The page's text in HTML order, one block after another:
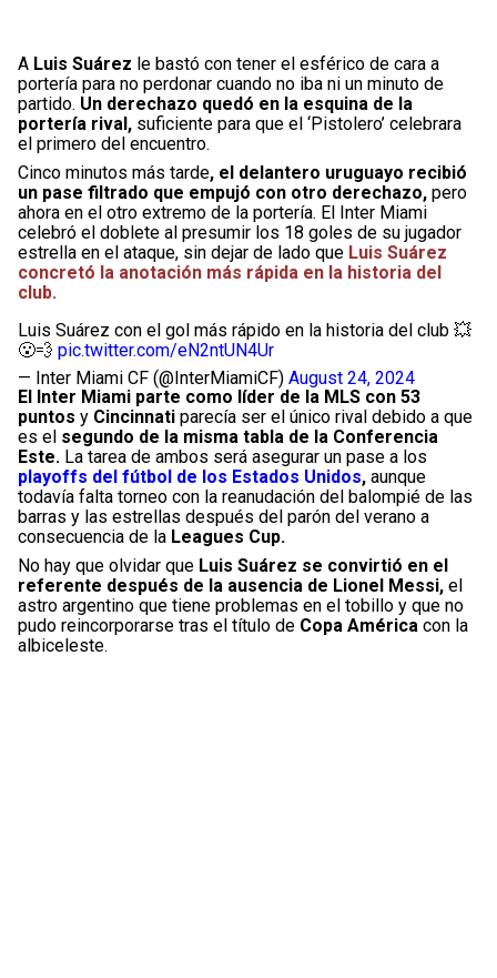
A Luis Suárez le bastó con tener el esférico de cara a
portería para no perdonar cuando no iba ni un minuto de
partido. Un derechazo quedó en la esquina de la
portería rival, suficiente para que el ‘Pistolero’ celebrara
el primero del encuentro.
Cinco minutos más tarde, el delantero uruguayo recibió
un pase filtrado que empujó con otro derechazo, pero
ahora en el otro extremo de la portería. El Inter Miami
celebró el doblete al presumir los 18 goles de su jugador
estrella en el ataque, sin dejar de lado que Luis Suárez
concretó la anotación más rápida en la historia del
club.
Luis Suárez con el gol más rápido en la historia del club 💥
😮‍💨 pic.twitter.com/eN2ntUN4Ur
— Inter Miami CF (@InterMiamiCF) August 24, 2024
El Inter Miami parte como líder de la MLS con 53
puntos y Cincinnati parecía ser el único rival debido a que
es el segundo de la misma tabla de la Conferencia
Este. La tarea de ambos será asegurar un pase a los
playoffs del fútbol de los Estados Unidos, aunque
todavía falta torneo con la reanudación del balompié de las
barras y las estrellas después del parón del verano a
consecuencia de la Leagues Cup.
No hay que olvidar que Luis Suárez se convirtió en el
referente después de la ausencia de Lionel Messi, el
astro argentino que tiene problemas en el tobillo y que no
pudo reincorporarse tras el título de Copa América con la
albiceleste.